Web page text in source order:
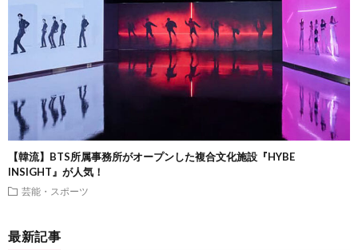
【韓流】BTS所属事務所がオープンした複合文化施設『HYBE
INSIGHT』が人気！
芸能・スポーツ
最新記事